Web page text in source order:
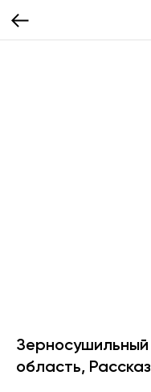
Зерносушильный
область,